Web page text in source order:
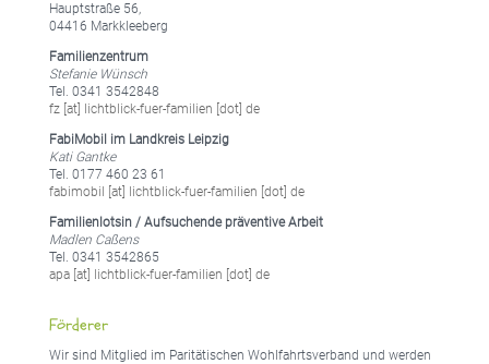
Hauptstraße 56,
04416 Markkleeberg
Familienzentrum
Stefanie Wünsch
Tel. 0341 3542848
fz [at] lichtblick-fuer-familien [dot] de
FabiMobil im Landkreis Leipzig
Kati Gantke
Tel. 0177 460 23 61
fabimobil [at] lichtblick-fuer-familien [dot] de
Familienlotsin / Aufsuchende präventive Arbeit
Madlen Caßens
Tel. 0341 3542865
apa [at] lichtblick-fuer-familien [dot] de
Förderer
Wir sind Mitglied im Paritätischen Wohlfahrtsverband und werden